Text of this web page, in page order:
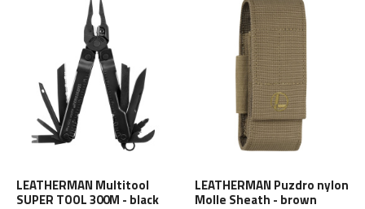
LEATHERMAN Multitool
SUPER TOOL 300M - black
LEATHERMAN Puzdro nylon
Molle Sheath - brown